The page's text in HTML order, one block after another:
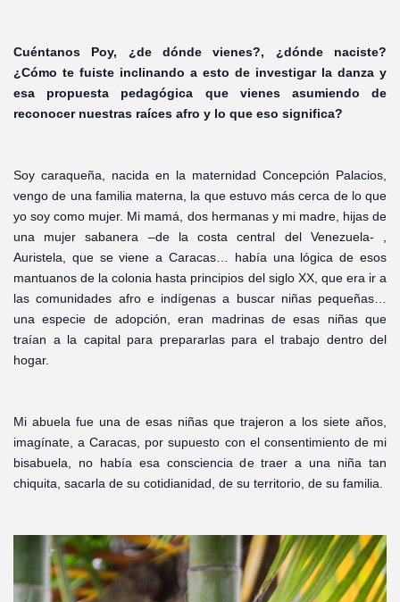
Cuéntanos Poy, ¿de dónde vienes?, ¿dónde naciste?
¿Cómo te fuiste inclinando a esto de investigar la danza y
esa propuesta pedagógica que vienes asumiendo de
reconocer nuestras raíces afro y lo que eso significa?
Soy caraqueña, nacida en la maternidad Concepción Palacios,
vengo de una familia materna, la que estuvo más cerca de lo que
yo soy como mujer. Mi mamá, dos hermanas y mi madre, hijas de
una mujer sabanera –de la costa central del Venezuela- ,
Auristela, que se viene a Caracas… había una lógica de esos
mantuanos de la colonia hasta principios del siglo XX, que era ir a
las comunidades afro e indígenas a buscar niñas pequeñas…
una especie de adopción, eran madrinas de esas niñas que
traían a la capital para prepararlas para el trabajo dentro del
hogar.
Mi abuela fue una de esas niñas que trajeron a los siete años,
imagínate, a Caracas, por supuesto con el consentimiento de mi
bisabuela, no había esa consciencia de traer a una niña tan
chiquita, sacarla de su cotidianidad, de su territorio, de su familia.